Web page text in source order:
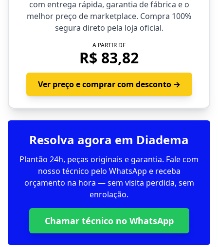
com entrega rápida, garantia de fábrica e o
melhor preço de marketplace. Compra 100%
segura direto pela loja oficial.
A PARTIR DE
R$ 83,82
Ver preço e comprar com desconto →
Resolva agora em Diadema
Plantão 24h, peças originais e garantia. Fale com
nosso técnico pelo WhatsApp e receba
orçamento na hora — sem visita perdida, sem
enrolação.
Chamar técnico no WhatsApp